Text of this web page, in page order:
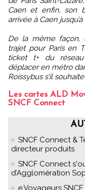
Caen et enfin, son
arrivée à Caen
De la même façon,
trajet pour Paris en
ticket t+ du réseau
déplacer en métro
Roissybus s’il
Les cartes ALD
SNCF Connect
SNCF Connect &
directeur produits
SNCF Connect
d’Agglomération
e.Voyageurs